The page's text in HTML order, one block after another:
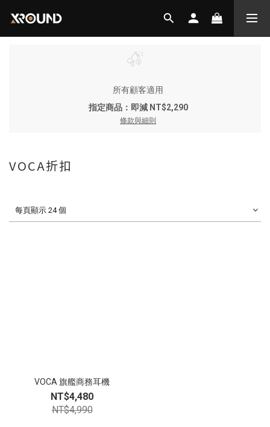
所有顧客適用
指定商品：即減 NT$2,290
條款與細則
VOCA折扣
每頁顯示 24 個
VOCA 旗艦商務耳機
NT$4,480
NT$4,990